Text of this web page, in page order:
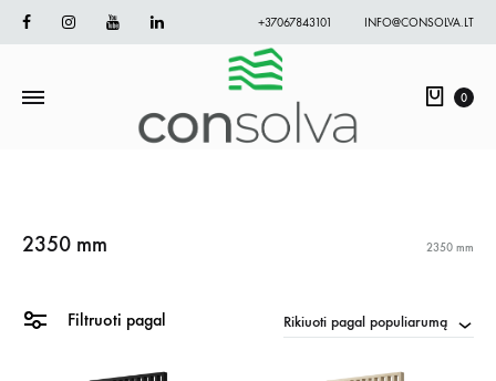
FacebookInstagramYoutubeLinkedin +37067843101 INFO@CONSOLVA.LT
0
2350 mm 2350 mm
Filtruoti pagal Rikiuoti pagal populiarumą